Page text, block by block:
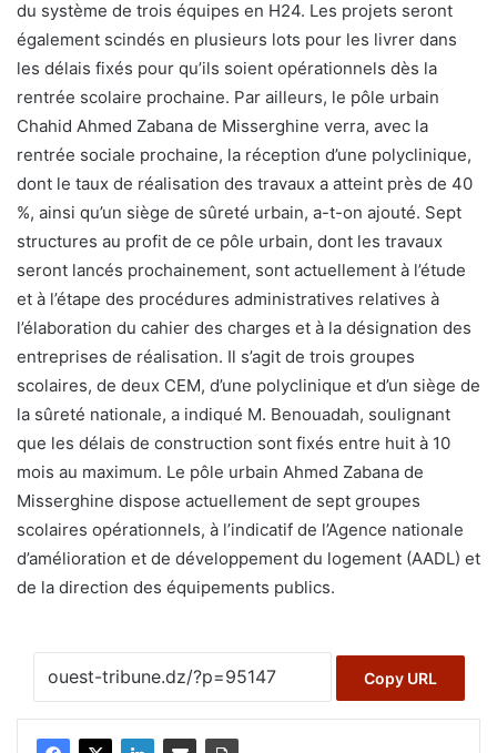
du système de trois équipes en H24. Les projets seront
également scindés en plusieurs lots pour les livrer dans
les délais fixés pour qu’ils soient opérationnels dès la
rentrée scolaire prochaine. Par ailleurs, le pôle urbain
Chahid Ahmed Zabana de Misserghine verra, avec la
rentrée sociale prochaine, la réception d’une polyclinique,
dont le taux de réalisation des travaux a atteint près de 40
%, ainsi qu’un siège de sûreté urbain, a-t-on ajouté. Sept
structures au profit de ce pôle urbain, dont les travaux
seront lancés prochainement, sont actuellement à l’étude
et à l’étape des procédures administratives relatives à
l’élaboration du cahier des charges et à la désignation des
entreprises de réalisation. Il s’agit de trois groupes
scolaires, de deux CEM, d’une polyclinique et d’un siège de
la sûreté nationale, a indiqué M. Benouadah, soulignant
que les délais de construction sont fixés entre huit à 10
mois au maximum. Le pôle urbain Ahmed Zabana de
Misserghine dispose actuellement de sept groupes
scolaires opérationnels, à l’indicatif de l’Agence nationale
d’amélioration et de développement du logement (AADL) et
de la direction des équipements publics.
Copy URL